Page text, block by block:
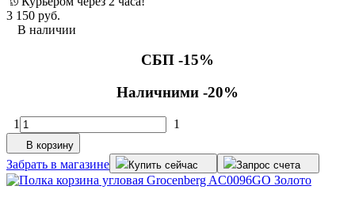
3 150 руб.
В наличии
СБП -15%
Наличними -20%
1 1
В корзину
Забрать в магазине Купить сейчас Запрос счета